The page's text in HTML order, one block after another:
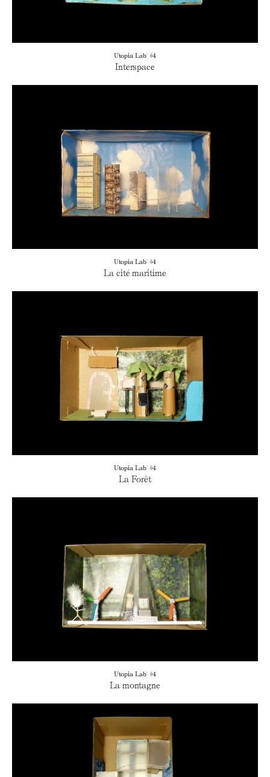
Utopia Lab' #4
Interspace
Utopia Lab' #4
La cité maritime
Utopia Lab' #4
La Forêt
Utopia Lab' #4
La montagne